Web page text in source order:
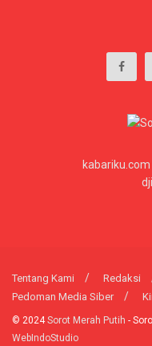
kabariku.com
Tentang Kami Redaksi
Pedoman Media Siber
© 2024Sorot Merah Putih -
WebIndoStudio